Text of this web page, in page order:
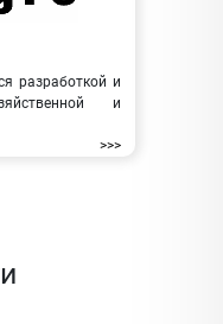
разработкой и
и
>>>